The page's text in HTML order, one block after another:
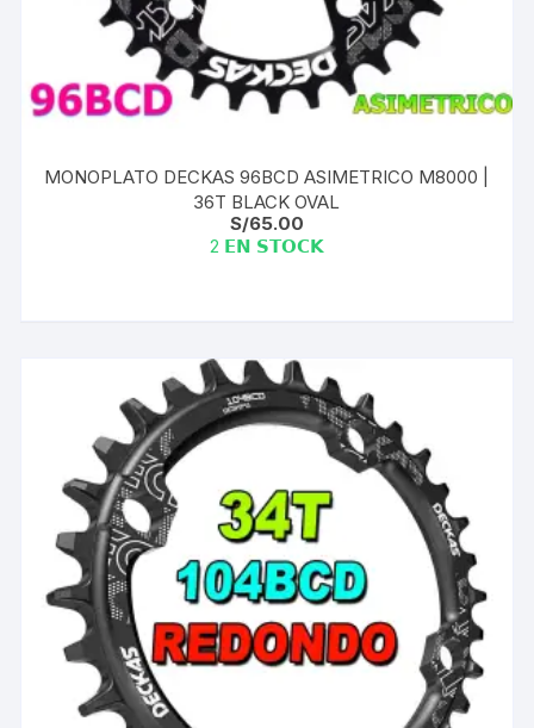
MONOPLATO DECKAS 96BCD ASIMETRICO M8000 |
36T BLACK OVAL
S/65.00
2 𝗘𝗡 𝗦𝗧𝗢𝗖𝗞